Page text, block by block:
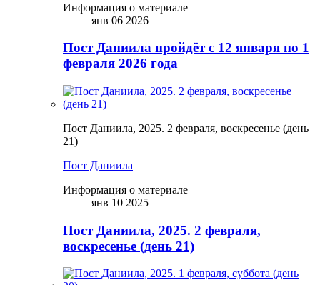
Информация о материале
янв 06 2026
Пост Даниила пройдёт с 12 января по 1
февраля 2026 года
Пост Даниила, 2025. 2 февраля, воскресенье (день
21)
Пост Даниила
Информация о материале
янв 10 2025
Пост Даниила, 2025. 2 февраля,
воскресенье (день 21)